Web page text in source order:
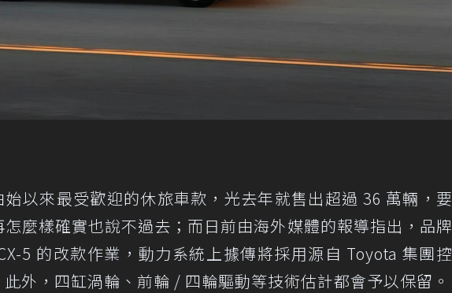
始以來最受歡迎的休旅車款，光去年就售出超過 36 萬輛，要
麼樣確實也說不過去；而日前由海外媒體的報導指出，品牌
5 的改款作業，動力系統上據傳將採用源自 Toyota 集團控
外，四缸渦輪、前輪 / 四輪驅動等技術估計都會予以保留。